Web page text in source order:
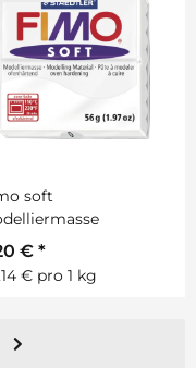
soft
€ *
€ pro 1 kg